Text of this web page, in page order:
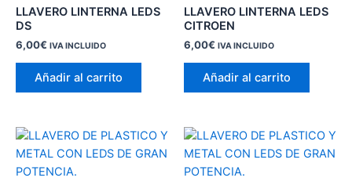
LLAVERO LINTERNA LEDS
DS
6,00€ IVA INCLUIDO
Añadir al carrito
LLAVERO LINTERNA LEDS
CITROEN
6,00€ IVA INCLUIDO
Añadir al carrito